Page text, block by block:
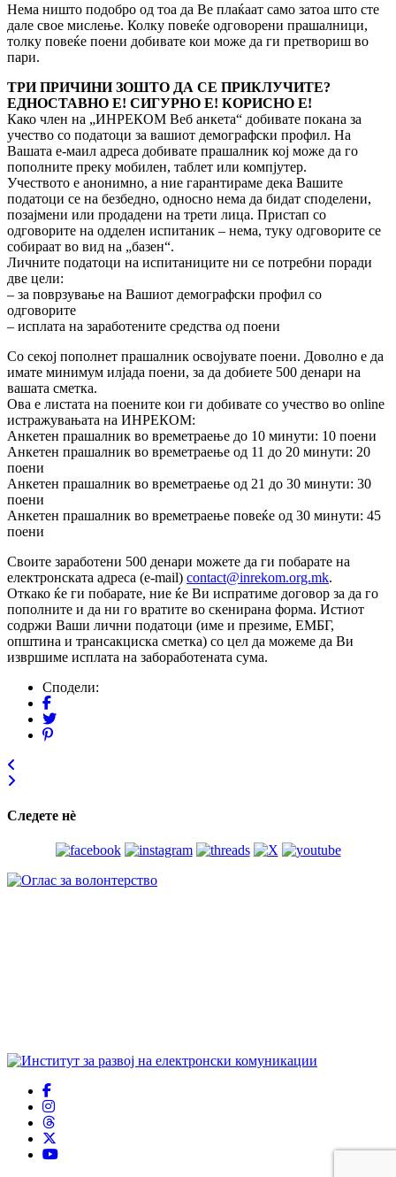
Нема ништо подобро од тоа да Ве плаќаат само затоа што сте
дале свое мислење. Колку повеќе одговорени прашалници,
толку повеќе поени добивате кои може да ги претвориш во
пари.
ТРИ ПРИЧИНИ ЗОШТО ДА СЕ ПРИКЛУЧИТЕ?
ЕДНОСТАВНО Е! СИГУРНО Е! КОРИСНО Е!
Како член на „ИНРЕКОМ Веб анкета“ добивате покана за
учество со податоци за вашиот демографски профил. На
Вашата е-маил адреса добивате прашалник кој може да го
пополните преку мобилен, таблет или компјутер.
Учеството е анонимно, а ние гарантираме дека Вашите
податоци се на безбедно, односно нема да бидат споделени,
позајмени или продадени на трети лица. Пристап со
одговорите на одделен испитаник – нема, туку одговорите се
собираат во вид на „базен“.
Личните податоци на испитаниците ни се потребни поради
две цели:
– за поврзување на Вашиот демографски профил со
одговорите
– исплата на заработените средства од поени
Со секој пополнет прашалник освојувате поени. Доволно е да
имате минимум илјада поени, за да добиете 500 денари на
вашата сметка.
Ова е листата на поените кои ги добивате со учество во online
истражувањата на ИНРЕКОМ:
Анкетен прашалник во времетраење до 10 минути: 10 поени
Анкетен прашалник во времетраење од 11 до 20 минути: 20
поени
Анкетен прашалник во времетраење од 21 до 30 минути: 30
поени
Анкетен прашалник во времетраење повеќе од 30 минути: 45
поени
Своите заработени 500 денари можете да ги побарате на
електронската адреса (e-mail) contact@inrekom.org.mk.
Откако ќе ги побарате, ние ќе Ви испратиме договор за да го
пополните и да ни го вратите во скенирана форма. Истиот
содржи Ваши лични податоци (име и презиме, ЕМБГ,
општина и трансакциска сметка) со цел да можеме да Ви
извршиме исплата на забоработената сума.
Сподели:
Следете нѐ